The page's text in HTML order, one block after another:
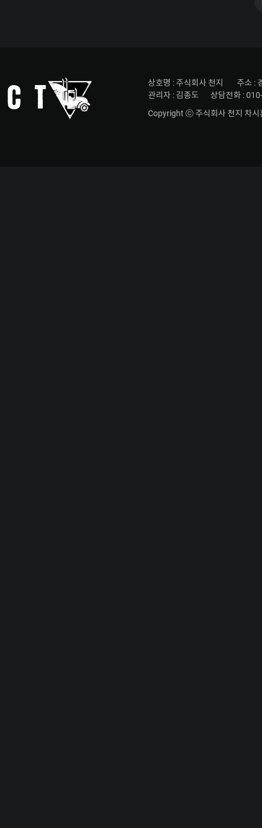
상호명 : 주식회사 천지
주소 :
관리자 : 김종도
상담전화 :
Copyright ⓒ주식회사 천지 차